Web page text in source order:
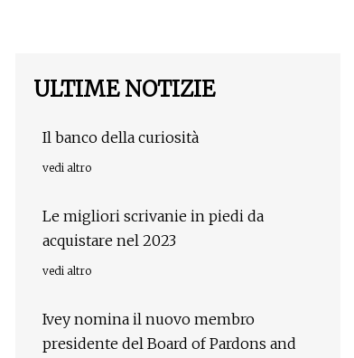
ULTIME NOTIZIE
Il banco della curiosità
vedi altro
Le migliori scrivanie in piedi da
acquistare nel 2023
vedi altro
Ivey nomina il nuovo membro
presidente del Board of Pardons and